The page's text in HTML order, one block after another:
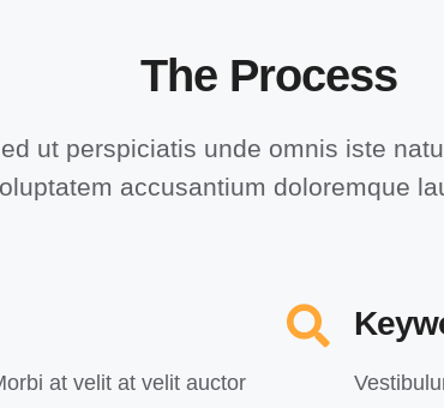
The Process
ut perspiciatis unde omnis iste
accusantium doloremque
at velit at velit auctor